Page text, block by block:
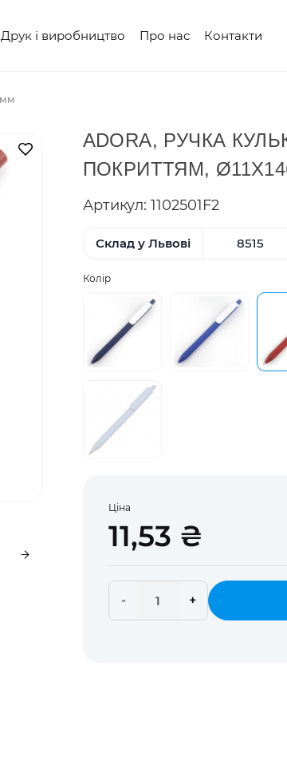
Друк і виробництво Про нас Контакти
мм
В закладкиADORA, РУЧКА
ПОКРИТТЯМ,
Артикул: 1102501F2
Склад у Львові 8515
Колір
Ціна
11,53 ₴
- +